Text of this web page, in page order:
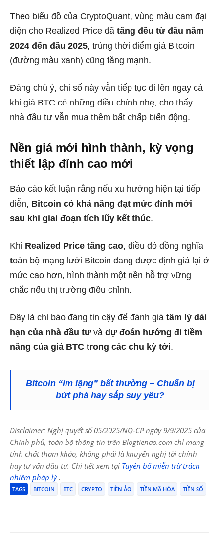
Theo biểu đồ của CryptoQuant, vùng màu cam đại
diện cho Realized Price đã tăng đều từ đầu năm
2024 đến đầu 2025, trùng thời điểm giá Bitcoin
(đường màu xanh) cũng tăng mạnh.
Đáng chú ý, chỉ số này vẫn tiếp tục đi lên ngay cả
khi giá BTC có những điều chỉnh nhẹ, cho thấy
nhà đầu tư vẫn mua thêm bất chấp biến động.
Nền giá mới hình thành, kỳ vọng
thiết lập đỉnh cao mới
Báo cáo kết luận rằng nếu xu hướng hiện tại tiếp
diễn, Bitcoin có khả năng đạt mức đỉnh mới
sau khi giai đoạn tích lũy kết thúc.
Khi Realized Price tăng cao, điều đó đồng nghĩa
toàn bộ mạng lưới Bitcoin đang được định giá lại ở
mức cao hơn, hình thành một nền hỗ trợ vững
chắc nếu thị trường điều chỉnh.
Đây là chỉ báo đáng tin cậy để đánh giá tâm lý dài
hạn của nhà đầu tư và dự đoán hướng đi tiềm
năng của giá BTC trong các chu kỳ tới.
Bitcoin “im lặng” bất thường – Chuẩn bị
bứt phá hay sắp suy yếu?
Disclaimer: Nghị quyết số 05/2025/NQ-CP ngày 9/9/2025 của
Chính phủ, toàn bộ thông tin trên Blogtienao.com chỉ mang
tính chất tham khảo, không phải là khuyến nghị tài chính
hay tư vấn đầu tư. Chi tiết xem tại Tuyên bố miễn trừ trách
nhiệm pháp lý.
TAGS BITCOIN BTC CRYPTO TIỀN ẢO TIỀN MÃ HÓA TIỀN SỐ